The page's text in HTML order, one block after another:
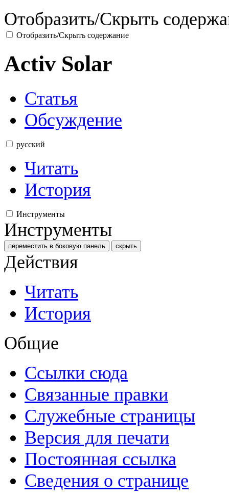
Отобразить/Скрыть
Отобразить/Скрыть содержание
Activ Solar
Статья
Обсуждение
русский
Читать
История
Инструменты
Инструменты
переместить в боковую панель скрыть
Действия
Читать
История
Общие
Ссылки сюда
Связанные правки
Служебные страницы
Версия для печати
Постоянная ссылка
Сведения о странице